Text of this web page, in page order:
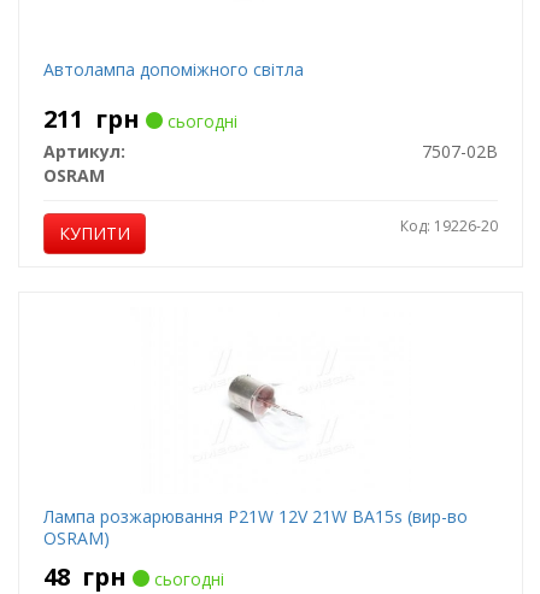
Автолампа допоміжного світла
211 грн
сьогодні
Артикул:
7507-02B
OSRAM
КУПИТИ Код: 19226-20
Лампа розжарювання P21W 12V 21W BA15s (вир-во
OSRAM)
48 грн
сьогодні